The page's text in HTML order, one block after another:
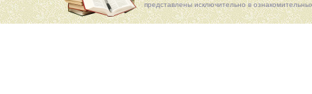
представлены исключительно в